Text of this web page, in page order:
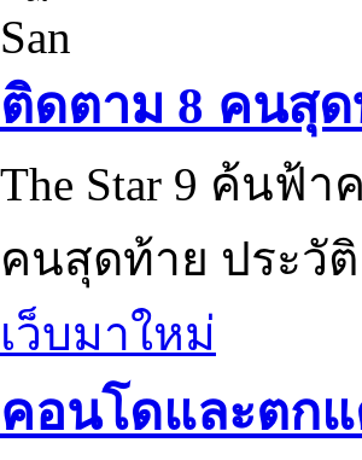
San
ติดตาม 8 คนสุด
The Star 9 ค้นฟ้
คนสุดท้าย ประวั
เว็บมาใหม่
คอนโดและตก